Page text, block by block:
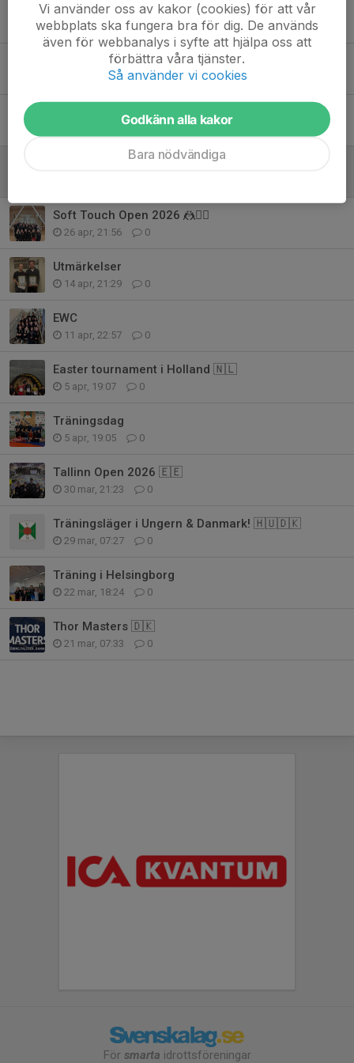
Guld & brons vid årets Beach- SM 🥇🥉🥉🥉
7 jun, 08:43 0
Lilla Knattiaden i Kungsbacka
10 maj, 22:32 0
Heros Cup, Danmark
Äntligen dags för Beach Wrestling SM 2026!
Soft Touch Open 2026 🤼🤼‍♀️
26 apr, 21:56 0
Utmärkelser
14 apr, 21:29 0
EWC
11 apr, 22:57 0
Easter tournament i Holland 🇳🇱
5 apr, 19:07 0
Träningsdag
5 apr, 19:05 0
Tallinn Open 2026 🇪🇪
30 mar, 21:23 0
Träningsläger i Ungern & Danmark! 🇭🇺🇩🇰
29 mar, 07:27 0
Träning i Helsingborg
22 mar, 18:24 0
Thor Masters 🇩🇰
21 mar, 07:33 0
För smarta idrottsföreningar
Vi använder oss av kakor (cookies) för att vår
webbplats ska fungera bra för dig. De används
även för webbanalys i syfte att hjälpa oss att
förbättra våra tjänster.
Så använder vi cookies
Godkänn alla kakor
Bara nödvändiga